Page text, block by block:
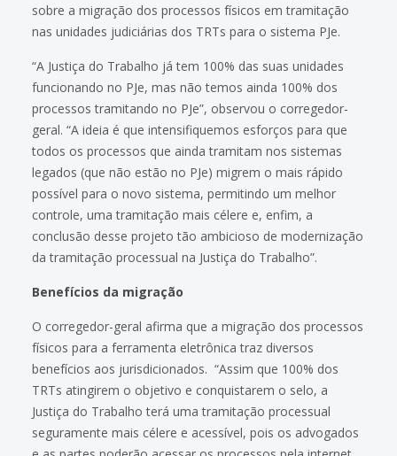
sobre a migração dos processos físicos em tramitação
nas unidades judiciárias dos TRTs para o sistema PJe.
“A Justiça do Trabalho já tem 100% das suas unidades
funcionando no PJe, mas não temos ainda 100% dos
processos tramitando no PJe”, observou o corregedor-
geral. “A ideia é que intensifiquemos esforços para que
todos os processos que ainda tramitam nos sistemas
legados (que não estão no PJe) migrem o mais rápido
possível para o novo sistema, permitindo um melhor
controle, uma tramitação mais célere e, enfim, a
conclusão desse projeto tão ambicioso de modernização
da tramitação processual na Justiça do Trabalho”.
Benefícios da migração
O corregedor-geral afirma que a migração dos processos
físicos para a ferramenta eletrônica traz diversos
benefícios aos jurisdicionados. “Assim que 100% dos
TRTs atingirem o objetivo e conquistarem o selo, a
Justiça do Trabalho terá uma tramitação processual
seguramente mais célere e acessível, pois os advogados